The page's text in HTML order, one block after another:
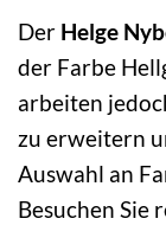
Der Helge
der Farbe
arbeiten
zu erweitern
Auswahl an
Besuchen Sie